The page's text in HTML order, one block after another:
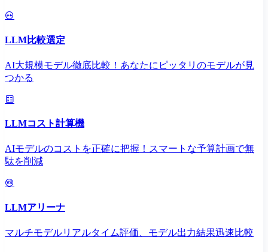
LLM比較選定
AI大規模モデル徹底比較！あなたにピッタリのモデルが見
つかる
LLMコスト計算機
AIモデルのコストを正確に把握！スマートな予算計画で無
駄を削減
LLMアリーナ
マルチモデルリアルタイム評価、モデル出力結果迅速比較